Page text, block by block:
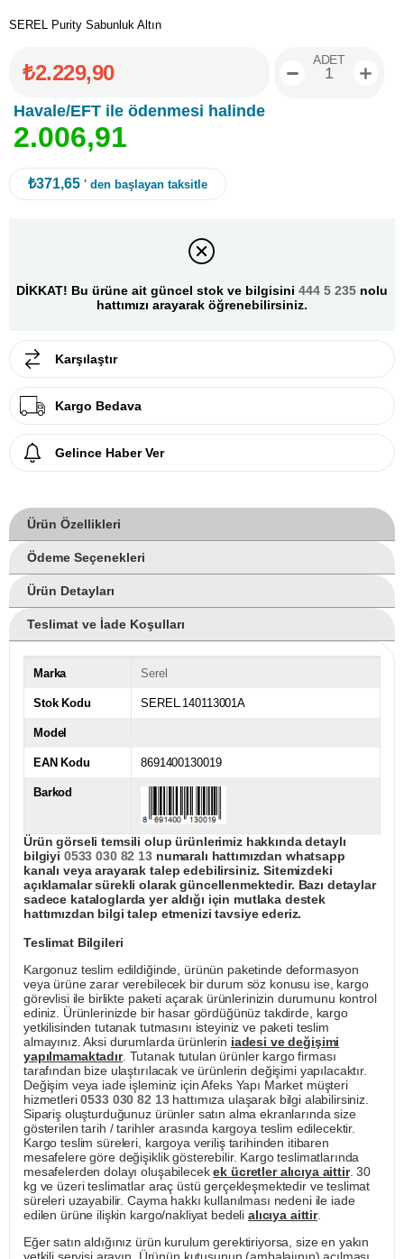
SEREL Purity Sabunluk Altın
₺2.229,90
Havale/EFT ile ödenmesi halinde
2.006,91
ADET
₺371,65 ' den başlayan taksitle
DİKKAT! Bu ürüne ait güncel stok ve bilgisini 444 5 235 nolu
hattımızı arayarak öğrenebilirsiniz.
Karşılaştır
Kargo Bedava
Gelince Haber Ver
Ürün Özellikleri
Ödeme Seçenekleri
Ürün Detayları
Teslimat ve İade Koşulları
Marka Serel
Stok Kodu SEREL.140113001A
Model
EAN Kodu 8691400130019
Barkod
Ürün görseli temsili olup ürünlerimiz hakkında detaylı
bilgiyi 0533 030 82 13numaralı hattımızdan whatsapp
kanalı veya arayarak talep edebilirsiniz. Sitemizdeki
açıklamalar sürekli olarak güncellenmektedir. Bazı detaylar
sadece kataloglarda yer aldığı için mutlaka destek
hattımızdan bilgi talep etmenizi tavsiye ederiz.
Teslimat Bilgileri
Kargonuz teslim edildiğinde, ürünün paketinde deformasyon
veya ürüne zarar verebilecek bir durum söz konusu ise, kargo
görevlisi ile birlikte paketi açarak ürünlerinizin durumunu kontrol
ediniz. Ürünlerinizde bir hasar gördüğünüz takdirde, kargo
yetkilisinden tutanak tutmasını isteyiniz ve paketi teslim
almayınız. Aksi durumlarda ürünlerin iadesi ve değişimi
yapılmamaktadır. Tutanak tutulan ürünler kargo firması
tarafından bize ulaştırılacak ve ürünlerin değişimi yapılacaktır.
Değişim veya iade işleminiz için Afeks Yapı Market müşteri
hizmetleri0533 030 82 13hattımıza ulaşarak bilgi alabilirsiniz.
Sipariş oluşturduğunuz ürünler satın alma ekranlarında size
gösterilen tarih / tarihler arasında kargoya teslim edilecektir.
Kargo teslim süreleri, kargoya veriliş tarihinden itibaren
mesafelere göre değişiklik gösterebilir. Kargo teslimatlarında
mesafelerden dolayı oluşabilecekek ücretler alıcıya aittir. 30
kg ve üzeri teslimatlar araç üstü gerçekleşmektedir ve teslimat
süreleri uzayabilir. Cayma hakkı kullanılması nedeni ile iade
edilen ürüne ilişkin kargo/nakliyat bedeli alıcıya aittir.
Eğer satın aldığınız ürün kurulum gerektiriyorsa, size en yakın